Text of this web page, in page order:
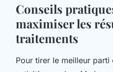
Conseils
maximiser les
traitements
Pour tirer le meilleur parti